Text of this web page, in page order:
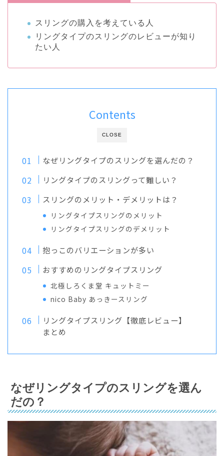
スリングの購入を考えている人
リングタイプのスリングのレビューが知り
たい人
CLOSE
Contents
なぜリングタイプのスリングを選んだの？
リングタイプのスリングって難しい？
スリングのメリット・デメリットは？
リングタイプスリングのメリット
リングタイプスリングのデメリット
抱っこのバリエーションが多い
おすすめのリングタイプスリング
北極しろくま堂 キュットミー
nico Baby あっきースリング
リングタイプスリング【徹底レビュー】
まとめ
なぜリングタイプのスリングを選ん
だの？